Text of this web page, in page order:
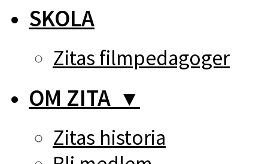
SKOLA
Zitas filmpedagoger
OM ZITA ▼
Zitas historia